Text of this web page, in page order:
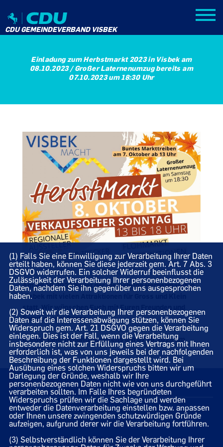
CDU GEMEINDEVERBAND VISBEK
Einladung zum Herbstmarkt 2023 in Visbek am
08.10.2023 / Großer Laternenumzug bereits am
07.10.2023 um 18:30 Uhr
Am 08.10.2023 findet der diesjährige Herbstmarkt in
Visbek mit vielen Attraktionen für Gross und Klein
statt. Wir wünschen Euch mit Euren Freunden und
Familien viel Spass.
Großer Laternenumzug bereits am 07.10.2023 um
18:30
01.10.2023
Homepage des CDU Gemeindeverbandes Visbek
(1) Falls Sie eine Einwilligung zur Verarbeitung Ihrer Daten
erteilt haben, können Sie diese jederzeit gem. Art. 7 Abs. 3
DSGVO widerrufen. Ein solcher Widerruf beeinflusst die
Zulässigkeit der Verarbeitung Ihrer personenbezogenen
Daten, nachdem Sie ihn gegenüber uns ausgesprochen
haben.
(2) Soweit wir die Verarbeitung Ihrer personenbezogenen
Daten auf die Interessenabwägung stützen, können Sie
Widerspruch gem. Art. 21 DSGVO gegen die Verarbeitung
einlegen. Dies ist der Fall, wenn die Verarbeitung
insbesondere nicht zur Erfüllung eines Vertrags mit Ihnen
erforderlich ist, was von uns jeweils bei der nachfolgenden
Beschreibung der Funktionen dargestellt wird. Bei
Ausübung eines solchen Widerspruchs bitten wir um
Darlegung der Gründe, weshalb wir Ihre
personenbezogenen Daten nicht wie von uns durchgeführt
verarbeiten sollten. Im Falle Ihres begründeten
Widerspruchs prüfen wir die Sachlage und werden
entweder die Datenverarbeitung einstellen bzw. anpassen
oder Ihnen unsere zwingenden schutzwürdigen Gründe
aufzeigen, aufgrund derer wir die Verarbeitung fortführen.
(3) Selbstverständlich können Sie der Verarbeitung Ihrer